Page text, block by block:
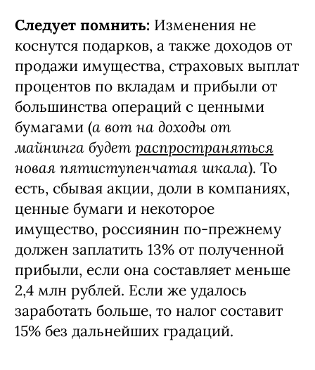
Следует помнить: Изменения не
коснутся подарков, а также доходов от
продажи имущества, страховых выплат
процентов по вкладам и прибыли от
большинства операций с ценными
бумагами (а вот на доходы от
майнинга будет распространяться
новая пятиступенчатая шкала). То
есть, сбывая акции, доли в компаниях,
ценные бумаги и некоторое
имущество, россиянин по-прежнему
должен заплатить 13% от полученной
прибыли, если она составляет меньше
2,4 млн рублей. Если же удалось
заработать больше, то налог составит
15% без дальнейших градаций.